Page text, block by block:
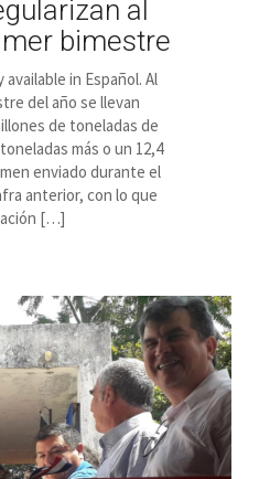
al
bimestre
in Español. Al
del año se llevan
de toneladas de
más o un 12,4
enviado durante el
anterior, con lo que
[…]